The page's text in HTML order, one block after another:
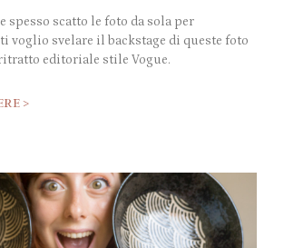
spesso scatto le foto da sola per
voglio svelare il backstage di queste foto
editoriale stile Vogue.
>